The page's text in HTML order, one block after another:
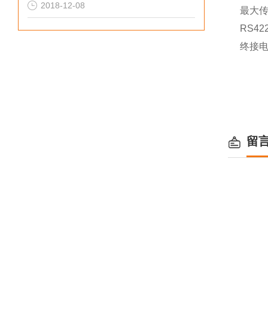
2018-12-08
最大
终接
留